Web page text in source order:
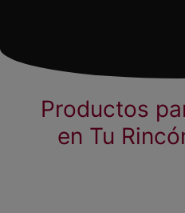
Productos
en Tu